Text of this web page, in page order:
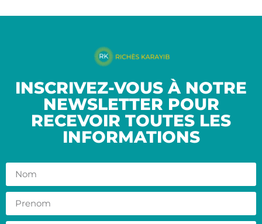
INSCRIVEZ-VOUS À NOTRE
NEWSLETTER POUR
RECEVOIR TOUTES LES
INFORMATIONS